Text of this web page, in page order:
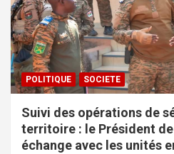
POLITIQUE SOCIETE
Suivi des opérations de
territoire : le Président
échange avec les unités